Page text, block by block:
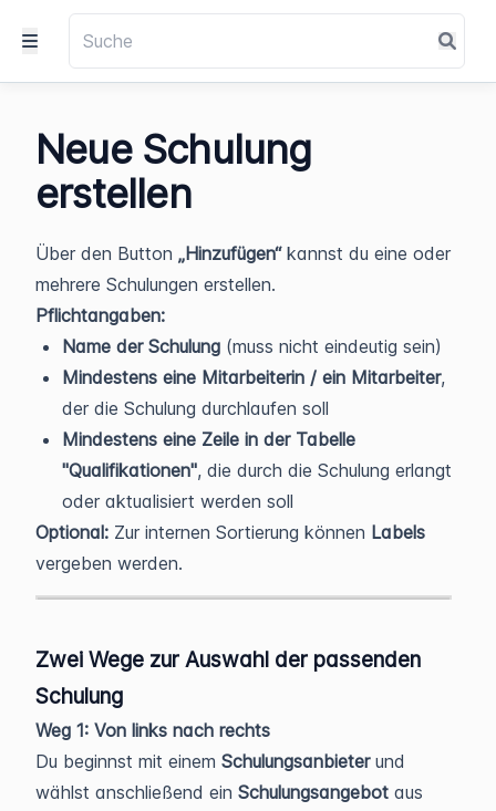
Neue Schulung
erstellen
Über den Button „Hinzufügen“kannst du eine oder
mehrere Schulungen erstellen.
Pflichtangaben:
Name der Schulung (muss nicht eindeutig sein)
Mindestens eine Mitarbeiterin / ein Mitarbeiter,
der die Schulung durchlaufen soll
Mindestens eine Zeile in der Tabelle
"Qualifikationen", die durch die Schulung erlangt
oder aktualisiert werden soll
Optional: Zur internen Sortierung können Labels
vergeben werden.
Zwei Wege zur Auswahl der passenden
Schulung
Weg 1: Von links nach rechts
Du beginnst mit einem Schulungsanbieterund
wählst anschließend ein Schulungsangebot aus